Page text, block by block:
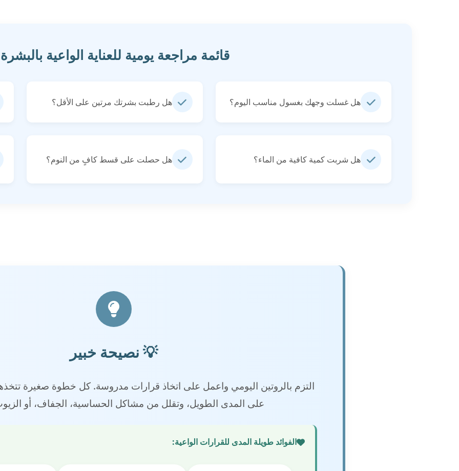
قائمة مراجعة يومية للعناية الواعية بالبشرة
هل غسلت وجهك بغسول مناسب اليوم؟ هل رطبت بشرتك مرتين على الأقل؟
هل شربت كمية كافية من الماء؟ هل حصلت على قسط كافٍ من النوم؟
💡 نصيحة خبير
التزم بالروتين اليومي واعمل على اتخاذ قرارات مدروسة. كل خطوة صغيرة
على المدى الطويل، وتقلل من مشاكل الحساسية، الجفاف، أو
الفوائد طويلة المدى للقرارات الواعية: